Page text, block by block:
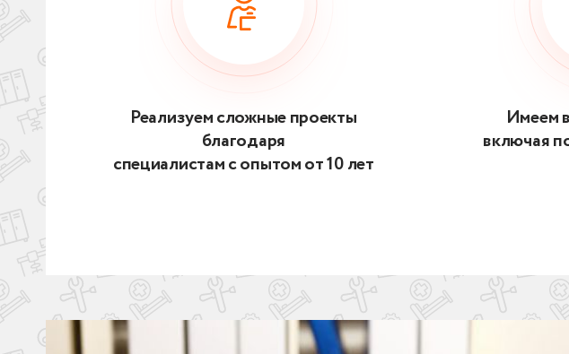
Реализуем сложные проекты
благодаря
специалистам с опытом от 10 лет
Имеем
включая